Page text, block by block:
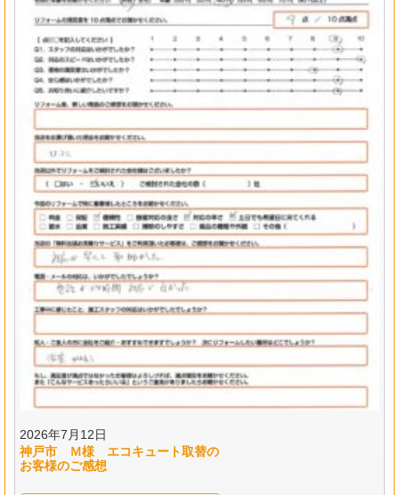
2026年7月12日
神戸市 Ｍ様 エコキュート取替の
お客様のご感想